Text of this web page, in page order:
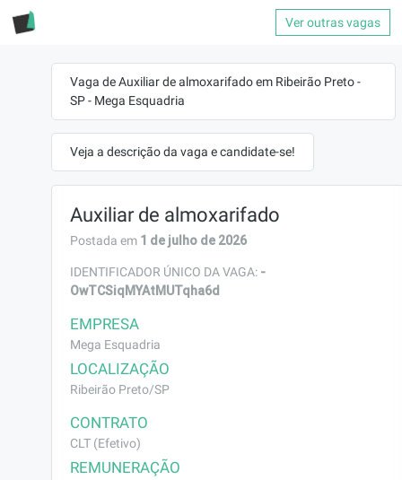
Ver outras vagas
Vaga de Auxiliar de almoxarifado em Ribeirão Preto -
SP - Mega Esquadria
Veja a descrição da vaga e candidate-se!
Auxiliar de almoxarifado
Postada em 1 de julho de 2026
IDENTIFICADOR ÚNICO DA VAGA: -
OwTCSiqMYAtMUTqha6d
EMPRESA
Mega Esquadria
LOCALIZAÇÃO
Ribeirão Preto/SP
CONTRATO
CLT (Efetivo)
REMUNERAÇÃO